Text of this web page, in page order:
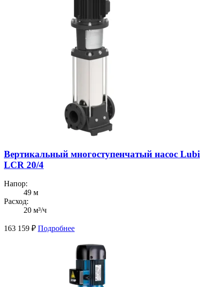
Вертикальный многоступенчатый насос Lubi
LCR 20/4
Напор:
49 м
Расход:
20 м³/ч
163 159 ₽ Подробнее